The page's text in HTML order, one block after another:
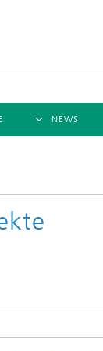
NEWS
2022